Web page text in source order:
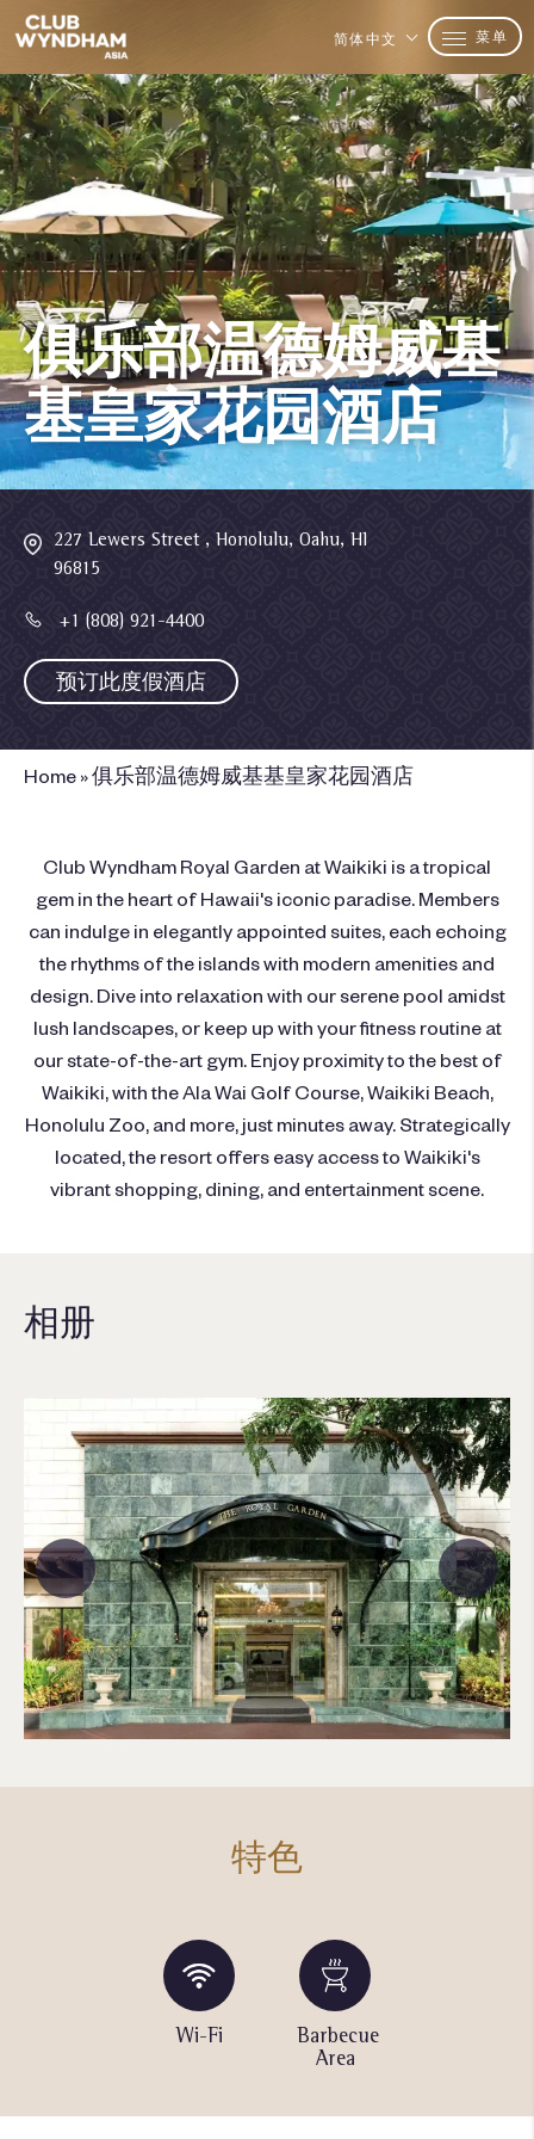
简体中文 菜单
俱乐部温德姆威基
基皇家花园酒店
227 Lewers Street , Honolulu, Oahu, HI
96815
+1 (808) 921-4400
预订此度假酒店
Home »俱乐部温德姆威基基皇家花园酒店
Club Wyndham Royal Garden at Waikiki is a tropical
gem in the heart of Hawaii's iconic paradise. Members
can indulge in elegantly appointed suites, each echoing
the rhythms of the islands with modern amenities and
design. Dive into relaxation with our serene pool amidst
lush landscapes, or keep up with your fitness routine at
our state-of-the-art gym. Enjoy proximity to the best of
Waikiki, with the Ala Wai Golf Course, Waikiki Beach,
Honolulu Zoo, and more, just minutes away. Strategically
located, the resort offers easy access to Waikiki's
vibrant shopping, dining, and entertainment scene.
相册
特色
Wi-Fi
Barbecue
Area